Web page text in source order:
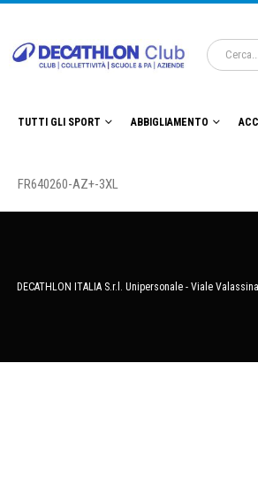
TUTTI GLI SPORT ABBIGLIAMENTO
FR640260-AZ+-3XL
DECATHLON ITALIA S.r.l. Unipersonale - Viale